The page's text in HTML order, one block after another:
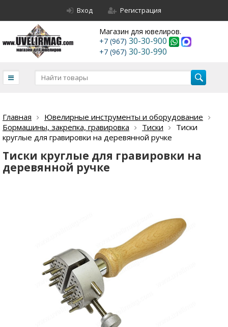
Вход Регистрация
Магазин для ювелиров.
+7 (967) 30-30-900
+7 (967) 30-30-990
Главная
Ювелирные инструменты и оборудование
Бормашины, закрепка, гравировка
Тиски
Тиски
круглые для гравировки на деревянной ручке
Тиски круглые для гравировки на
деревянной ручке